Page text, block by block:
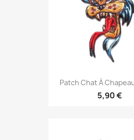
Patch Chat À
5,90 €